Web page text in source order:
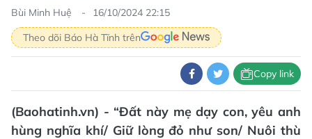
Bùi Minh Huệ
16/10/2024 22:15
Theo dõi Báo Hà Tĩnh trên
Copy link
(Baohatinh.vn) - “Đất này mẹ dạy con, yêu anh
hùng nghĩa khí/ Giữ lòng đỏ như son/ Nuôi thù